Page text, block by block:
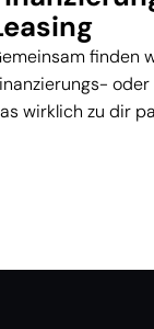
finden
oder
wirklich zu dir